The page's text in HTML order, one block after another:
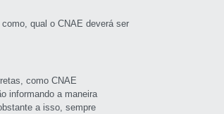
qual o CNAE deverá ser
como CNAE
informando a maneira
a isso, sempre